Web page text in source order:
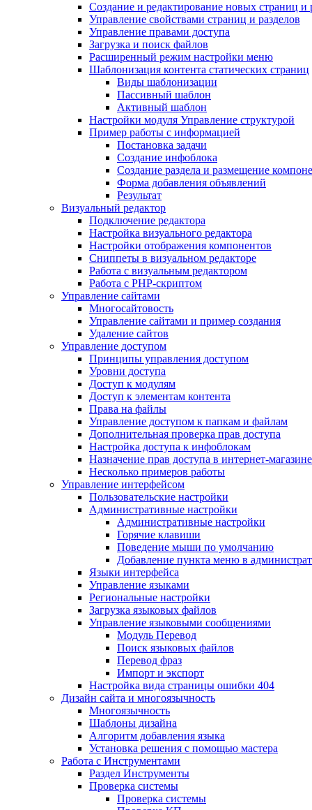
Создание и редактирование новых страниц и
Управление свойствами страниц и разделов
Управление правами доступа
Загрузка и поиск файлов
Расширенный режим настройки меню
Шаблонизация контента статических страниц
Виды шаблонизации
Пассивный шаблон
Активный шаблон
Настройки модуля Управление структурой
Пример работы с информацией
Постановка задачи
Создание инфоблока
Создание раздела и размещение
Форма добавления объявлений
Результат
Визуальный редактор
Подключение редактора
Настройка визуального редактора
Настройки отображения компонентов
Сниппеты в визуальном редакторе
Работа с визуальным редактором
Работа с PHP-скриптом
Управление сайтами
Многосайтовость
Управление сайтами и пример создания
Удаление сайтов
Управление доступом
Принципы управления доступом
Уровни доступа
Доступ к модулям
Доступ к элементам контента
Права на файлы
Управление доступом к папкам и файлам
Дополнительная проверка прав доступа
Настройка доступа к инфоблокам
Назначение прав доступа в интернет-магазине
Несколько примеров работы
Управление интерфейсом
Пользовательские настройки
Административные настройки
Административные настройки
Горячие клавиши
Поведение мыши по умолчанию
Добавление пункта меню в
Языки интерфейса
Управление языками
Региональные настройки
Загрузка языковых файлов
Управление языковыми сообщениями
Mодуль Перевод
Поиск языковых файлов
Перевод фраз
Импорт и экспорт
Настройка вида страницы ошибки 404
Дизайн сайта и многоязычность
Многоязычность
Шаблоны дизайна
Алгоритм добавления языка
Установка решения с помощью мастера
Работа с Инструментами
Раздел Инструменты
Проверка системы
Проверка системы